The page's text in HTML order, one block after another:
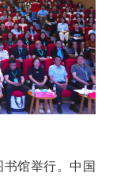
馆举行。中国